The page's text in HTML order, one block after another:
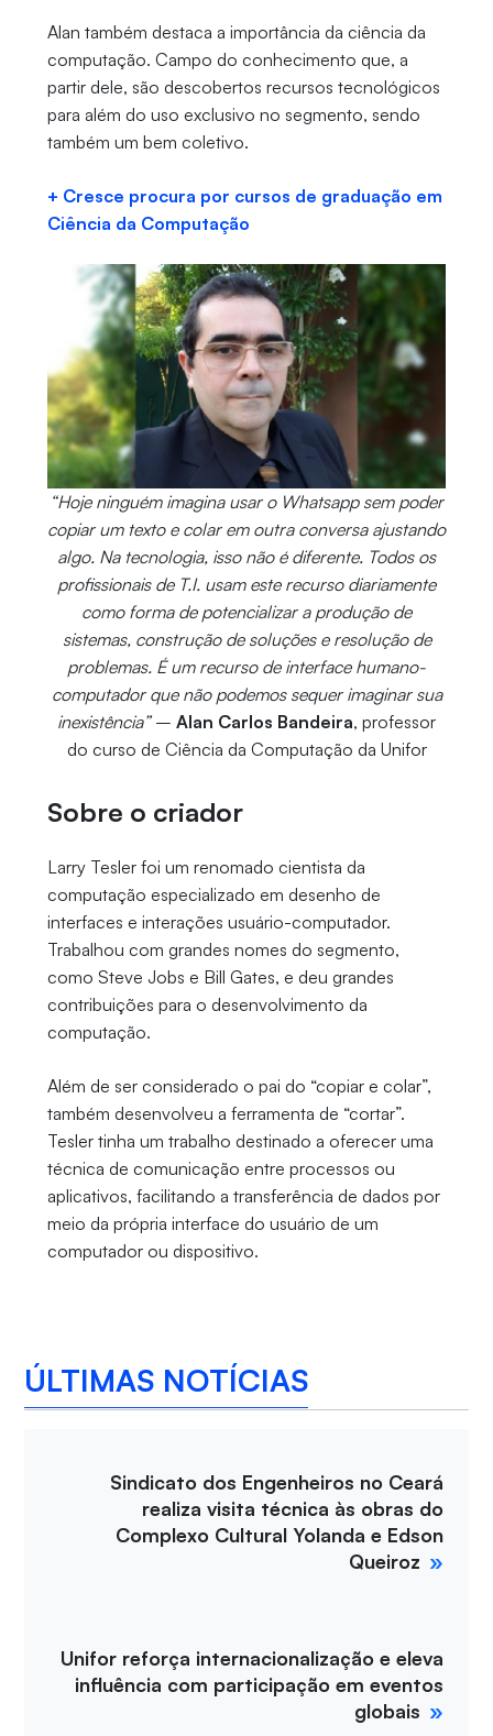
Alan também destaca a importância da ciência da
computação. Campo do conhecimento que, a
partir dele, são descobertos recursos tecnológicos
para além do uso exclusivo no segmento, sendo
também um bem coletivo.
+ Cresce procura por cursos de graduação em
Ciência da Computação
“Hoje ninguém imagina usar o Whatsapp sem poder
copiar um texto e colar em outra conversa ajustando
algo. Na tecnologia, isso não é diferente. Todos os
profissionais de T.I. usam este recurso diariamente
como forma de potencializar a produção de
sistemas, construção de soluções e resolução de
problemas. É um recurso de interface humano-
computador que não podemos sequer imaginar sua
inexistência”– Alan Carlos Bandeira, professor
do curso de Ciência da Computação da Unifor
Sobre o criador
Larry Tesler foi um renomado cientista da
computação especializado em desenho de
interfaces e interações usuário-computador.
Trabalhou com grandes nomes do segmento,
como Steve Jobs e Bill Gates, e deu grandes
contribuições para o desenvolvimento da
computação.
Além de ser considerado o pai do “copiar e colar”,
também desenvolveu a ferramenta de “cortar”.
Tesler tinha um trabalho destinado a oferecer uma
técnica de comunicação entre processos ou
aplicativos, facilitando a transferência de dados por
meio da própria interface do usuário de um
computador ou dispositivo.
ÚLTIMAS NOTÍCIAS
Sindicato dos Engenheiros no Ceará
realiza visita técnica às obras do
Complexo Cultural Yolanda e Edson
Queiroz
Unifor reforça internacionalização e eleva
influência com participação em eventos
globais